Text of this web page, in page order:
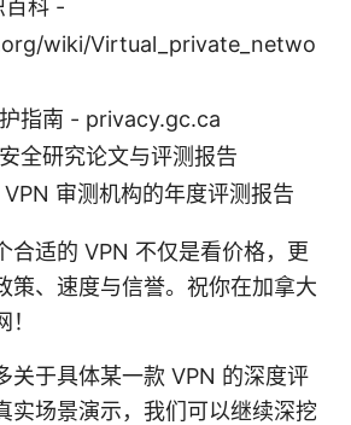
百科 -
wiki/Virtual_private_netwo
指南 - privacy.gc.ca
全研究论文与评测报告
审测机构的年度评测报告
合适的 VPN 不仅是看价格，更
策、速度与信誉。祝你在加拿大
关于具体某一款 VPN 的深度评
实场景演示，我们可以继续深挖